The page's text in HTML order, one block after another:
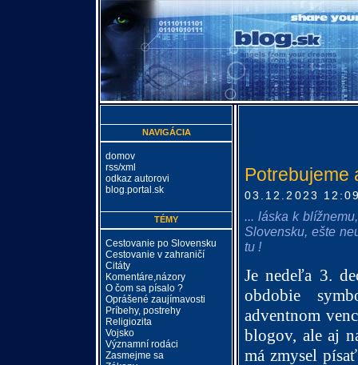
Potrebujeme
03.12.2023
... láska k
Slovensku, ešte
tu !
Je nedeľa 3.
obdobie
adventnom
blogov, ale aj
má zmysel
NAVIGÁCIA
domov
rss/xml
odkaz autorovi
blog.portal.sk
TÉMY
Cestovanie po Slovensku
Cestovanie v zahraničí
Citáty
Komentáre,názory
O čom sa písalo ?
Oprášené zaujímavosti
Príbehy, postrehy
Religiozita
Vojsko
Významní rodáci
Zasmejme sa